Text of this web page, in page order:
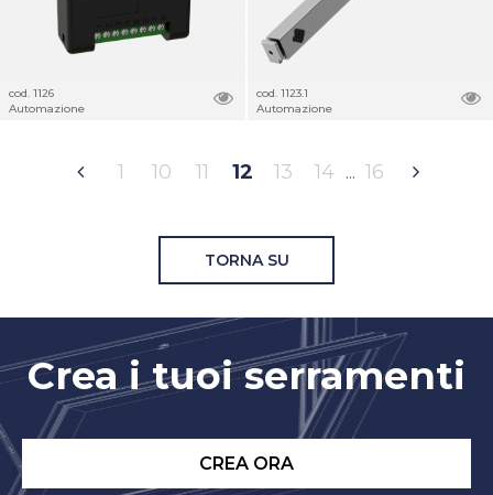
cod. 1126
Automazione
cod. 1123.1
Automazione
1 10 11 12 13 14 16
TORNA SU
Crea i tuoi serramenti
CREA ORA